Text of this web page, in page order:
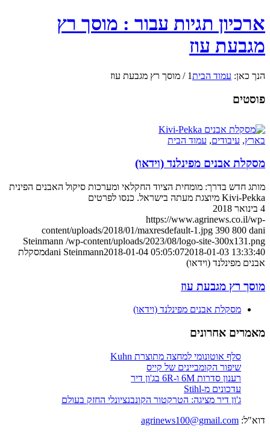
ארכיון תגיות עבור : מוסך רץ
מגבעת עוז
הנך כאן: עמוד הבית1
/ מוסך רץ מגבעת עוז
פוסטים
בארץ, עיבודים, עמוד הבית
מסקלת אבנים מפינלנד (וידאו)
מותג חדש בדרך: מומחית הציוד החקלאי ומערכות סיקול האבנים הפינית
Kivi-Pekka מיוצגת מעתה בישראל. כנסו לפרטים
4 בינואר 2018
https://www.agrinews.co.il/wp-
content/uploads/2018/01/maxresdefault-1.jpg 390 800 dani
Steinmann /wp-content/uploads/2023/08/logo-site-300x131.png
dani Steinmann2018-01-04 05:05:072018-01-03 13:33:40
מסקלת
אבנים מפינלנד (וידאו)
מוסך רץ מגבעת עוז
מסקלת אבנים מפינלנד (וידאו)
מאמרים אחרונים
סלף אוטונומי למחצה מתוצרת Kuhn
שיפור הקומביינים של קייס
רענון סדרות 6M ו-6R בג'ון דיר
עדכונים מ-Stihl
ג'ון דיר מציגה: הטרקטור הקונבנציונלי החזק בעולם
דוא"ל: agrinews100@gmail.com